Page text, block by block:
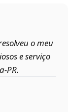
o meu
e serviço